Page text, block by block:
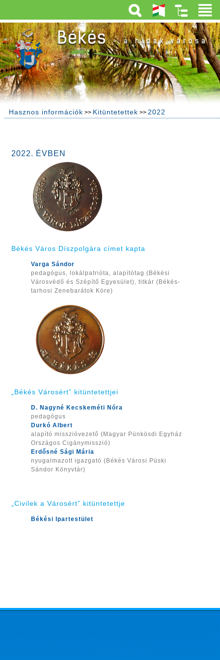
Hasznos információk >> Kitüntetettek >> 2022
2022. ÉVBEN
Békés Város Díszpolgára címet kapta
Varga Sándor
pedagógus, lokálpatrióta, alapítótag (Békési
Városvédő és Szépítő Egyesület), titkár (Békés-
tarhosi Zenebarátok Köre)
„Békés Városért” kitüntetettjei
D. Nagyné Kecskeméti Nóra
pedagógus
Durkó Albert
alapító misszióvezető (Magyar Pünkösdi Egyház
Országos Cigánymisszió)
Erdősné Sági Mária
nyugalmazott igazgató (Békés Városi Püski
Sándor Könyvtár)
„Civilek a Városért” kitüntetettje
Békési Ipartestület